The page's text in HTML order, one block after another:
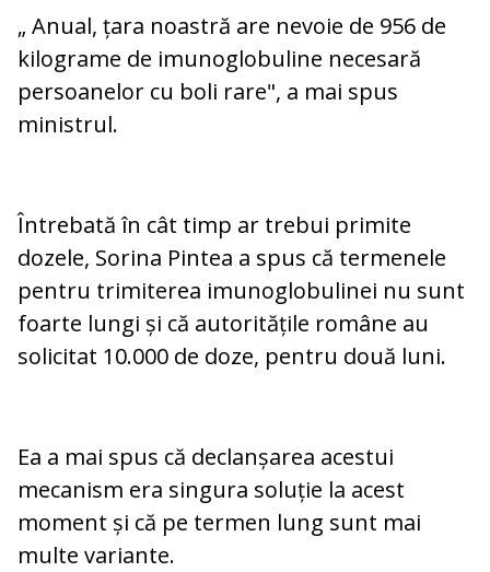
„ Anual, țara noastră are nevoie de 956 de
kilograme de imunoglobuline necesară
persoanelor cu boli rare", a mai spus
ministrul.
Întrebată în cât timp ar trebui primite
dozele, Sorina Pintea a spus că termenele
pentru trimiterea imunoglobulinei nu sunt
foarte lungi și că autoritățile române au
solicitat 10.000 de doze, pentru două luni.
Ea a mai spus că declanșarea acestui
mecanism era singura soluție la acest
moment și că pe termen lung sunt mai
multe variante.